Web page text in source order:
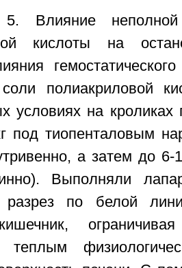
Влияние
кислоты на
полиакриловой
условиях на
под тиопенталовым
а затем до
Выполняли
разрез по белой
теплым